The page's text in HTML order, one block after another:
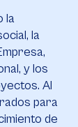
la
la
y los
Al
para
de